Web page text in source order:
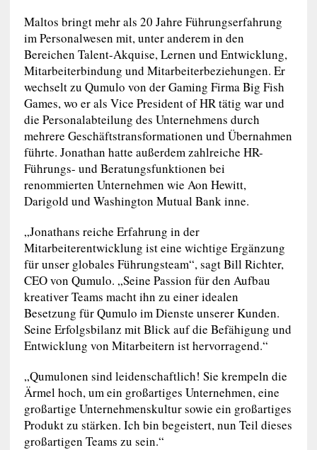
Maltos bringt mehr als 20 Jahre Führungserfahrung
im Personalwesen mit, unter anderem in den
Bereichen Talent-Akquise, Lernen und Entwicklung,
Mitarbeiterbindung und Mitarbeiterbeziehungen. Er
wechselt zu Qumulo von der Gaming Firma Big Fish
Games, wo er als Vice President of HR tätig war und
die Personalabteilung des Unternehmens durch
mehrere Geschäftstransformationen und Übernahmen
führte. Jonathan hatte außerdem zahlreiche HR-
Führungs- und Beratungsfunktionen bei
renommierten Unternehmen wie Aon Hewitt,
Darigold und Washington Mutual Bank inne.
„Jonathans reiche Erfahrung in der
Mitarbeiterentwicklung ist eine wichtige Ergänzung
für unser globales Führungsteam“, sagt Bill Richter,
CEO von Qumulo. „Seine Passion für den Aufbau
kreativer Teams macht ihn zu einer idealen
Besetzung für Qumulo im Dienste unserer Kunden.
Seine Erfolgsbilanz mit Blick auf die Befähigung und
Entwicklung von Mitarbeitern ist hervorragend.“
„Qumulonen sind leidenschaftlich! Sie krempeln die
Ärmel hoch, um ein großartiges Unternehmen, eine
großartige Unternehmenskultur sowie ein großartiges
Produkt zu stärken. Ich bin begeistert, nun Teil dieses
großartigen Teams zu sein.“